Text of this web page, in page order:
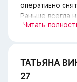
оперативно
Раньше всегда
детоксикацию,
подходом к
Читать
ТАТЬЯНА
27